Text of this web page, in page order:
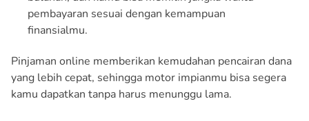
pembayaran sesuai dengan kemampuan
finansialmu.
Pinjaman online memberikan kemudahan pencairan dana
yang lebih cepat, sehingga motor impianmu bisa segera
kamu dapatkan tanpa harus menunggu lama.